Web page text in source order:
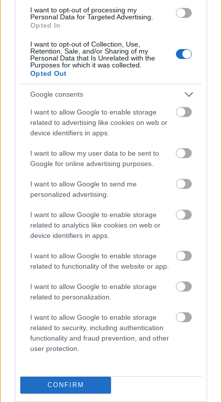
I want to opt-out of processing my
Personal Data for Targeted Advertising.
Opted In
I want to opt-out of Collection, Use,
Retention, Sale, and/or Sharing of my
Personal Data that Is Unrelated with the
Purposes for which it was collected.
Opted Out
Google consents
I want to allow Google to enable storage
related to advertising like cookies on web or
device identifiers in apps.
I want to allow my user data to be sent to
Google for online advertising purposes.
I want to allow Google to send me
personalized advertising.
I want to allow Google to enable storage
related to analytics like cookies on web or
device identifiers in apps.
I want to allow Google to enable storage
related to functionality of the website or app.
I want to allow Google to enable storage
related to personalization.
I want to allow Google to enable storage
related to security, including authentication
functionality and fraud prevention, and other
user protection.
CONFIRM
ESMALTE TRADICIONAL Y TRATAMIENTOS
ESMALTES PERMANENTES
ESTÉTICA
GELES
HERRAMIENTAS Y ACCESORIOS MANICURA /
PEDICURA
HIGIENE Y DESINFECCIÓN
LÍQUIDOS MANICURA / PEDICURA
MAQUILLAJE
PELUQUERÍA
Set / Packs
UÑAS
DIRECCIÓN
Calle Santo Domingo, 51
+34 924 207 911